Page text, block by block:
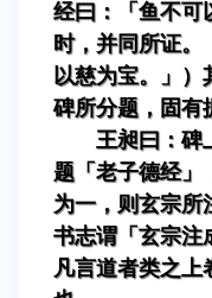
经曰：「鱼不可
时，并同所证。
以慈为宝。」
碑所分题，固有
王昶曰：碑
题「老子德经」
为一，则玄宗所
书志谓「玄宗注
凡言道者类之